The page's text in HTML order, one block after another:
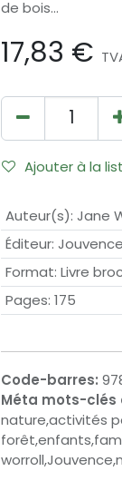
de bois...
17,83 €
Ajouter à la
Auteur(s): Jane
Éditeur: Jouvence
Format: Livre
Pages: 175
Code-barres:
Méta mots-clés
nature,activités